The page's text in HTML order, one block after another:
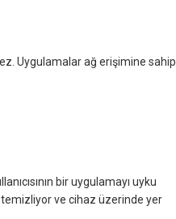
Uygulamalar ağ erişimine sahip
bir uygulamayı uyku
ve cihaz üzerinde yer